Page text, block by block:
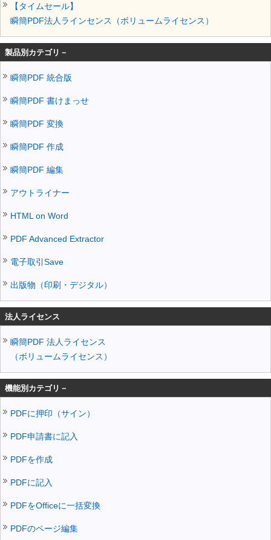
【タイムセール】
瞬簡PDF法人ラインセンス（ボリュームライセンス）
製品別カテゴリ－
瞬簡PDF 統合版
瞬簡PDF 書けまっせ
瞬簡PDF 変換
瞬簡PDF 作成
瞬簡PDF 編集
アウトライナー
HTML on Word
PDF Advanced Extractor
電子取引Save
出版物（印刷・デジタル）
法人ライセンス
瞬簡PDF 法人ライセンス
（ボリュームライセンス）
機能別カテゴリ－
PDFに押印（サイン）
PDF申請書に記入
PDFを作成
PDFに記入
PDFをOfficeに一括変換
PDFのページ編集